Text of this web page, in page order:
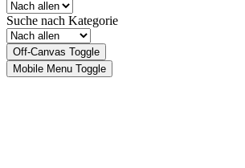
Suche nach Kategorie
Off-Canvas Toggle
Mobile Menu Toggle